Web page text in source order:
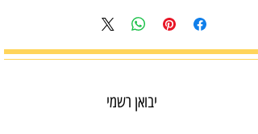
יבואן רשמי